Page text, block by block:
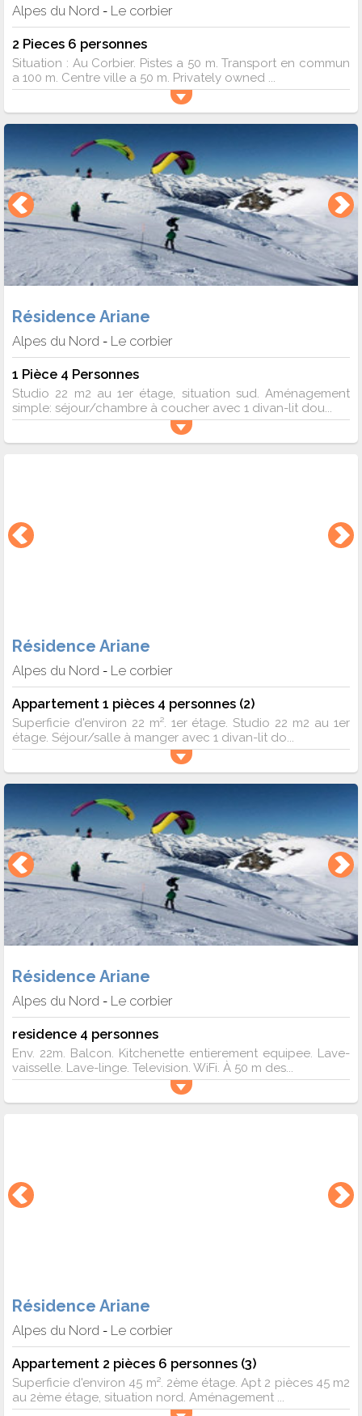
Alpes du Nord - Le corbier
2 Pieces 6 personnes
Situation : Au Corbier. Pistes a 50 m. Transport en commun
a 100 m. Centre ville a 50 m. Privately owned ...
Résidence Ariane
Alpes du Nord - Le corbier
1 Pièce 4 Personnes
Studio 22 m2 au 1er étage, situation sud. Aménagement
simple: séjour/chambre à coucher avec 1 divan-lit dou...
Résidence Ariane
Alpes du Nord - Le corbier
Appartement 1 pièces 4 personnes (2)
Superficie d'environ 22 m². 1er étage. Studio 22 m2 au 1er
étage. Séjour/salle à manger avec 1 divan-lit do...
Résidence Ariane
Alpes du Nord - Le corbier
residence 4 personnes
Env. 22m. Balcon. Kitchenette entierement equipee. Lave-
vaisselle. Lave-linge. Television. WiFi. À 50 m des...
Résidence Ariane
Alpes du Nord - Le corbier
Appartement 2 pièces 6 personnes (3)
Superficie d'environ 45 m². 2ème étage. Apt 2 pièces 45 m2
au 2ème étage, situation nord. Aménagement ...